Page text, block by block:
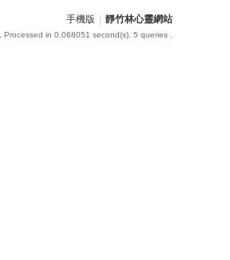
手機版 靜竹林心靈網站
, Processed in 0.068051 second(s), 5 queries .